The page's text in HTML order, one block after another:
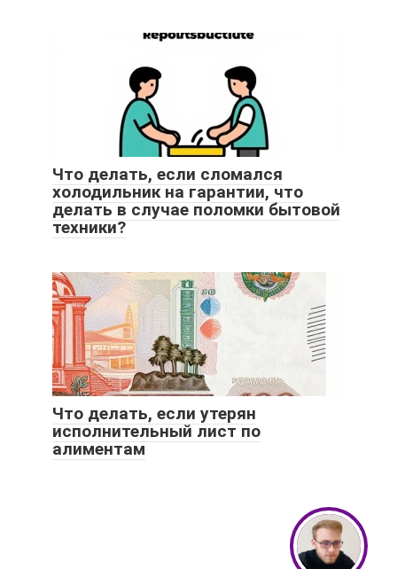
Что делать, если сломался
холодильник на гарантии, что
делать в случае поломки бытовой
техники?
Что делать, если утерян
исполнительный лист по
алиментам